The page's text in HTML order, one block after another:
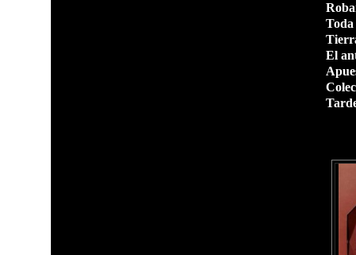
Toda
El